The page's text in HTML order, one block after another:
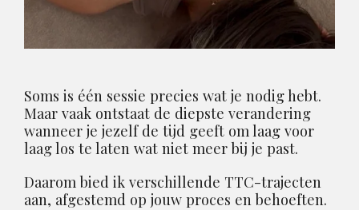
Soms is één sessie precies wat je nodig hebt.
Maar vaak ontstaat de diepste verandering
wanneer je jezelf de tijd geeft om laag voor
laag los te laten wat niet meer bij je past.
Daarom bied ik verschillende TTC-trajecten
aan, afgestemd op jouw proces en behoeften.